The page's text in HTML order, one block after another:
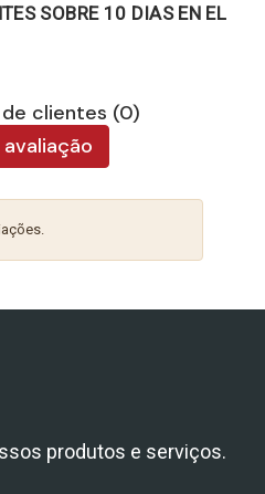
SOBRE 10 DIAS EN EL
clientes (0)
avaliação
produtos e serviços.